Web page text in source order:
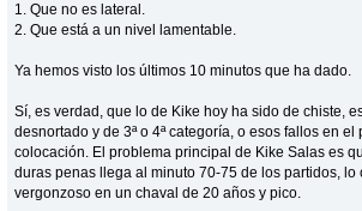
1. Que no es lateral.
2. Que está a un nivel lamentable.
Ya hemos visto los últimos 10 minutos que ha dado.
Sí, es verdad, que lo de Kike hoy ha sido de chiste,
desnortado y de 3ª o 4ª categoría, o esos fallos en el
colocación. El problema principal de Kike Salas es
duras penas llega al minuto 70-75 de los partidos, lo
vergonzoso en un chaval de 20 años y pico.